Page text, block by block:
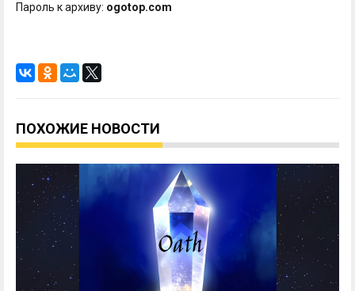
Пароль к архиву: ogotop.com
ПОХОЖИЕ НОВОСТИ